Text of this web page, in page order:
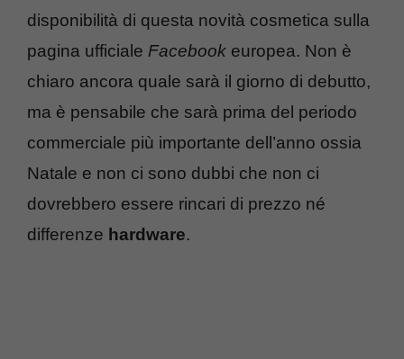
disponibilità di questa novità cosmetica sulla
pagina ufficiale Facebook europea. Non è
chiaro ancora quale sarà il giorno di debutto,
ma è pensabile che sarà prima del periodo
commerciale più importante dell’anno ossia
Natale e non ci sono dubbi che non ci
dovrebbero essere rincari di prezzo né
differenze hardware.